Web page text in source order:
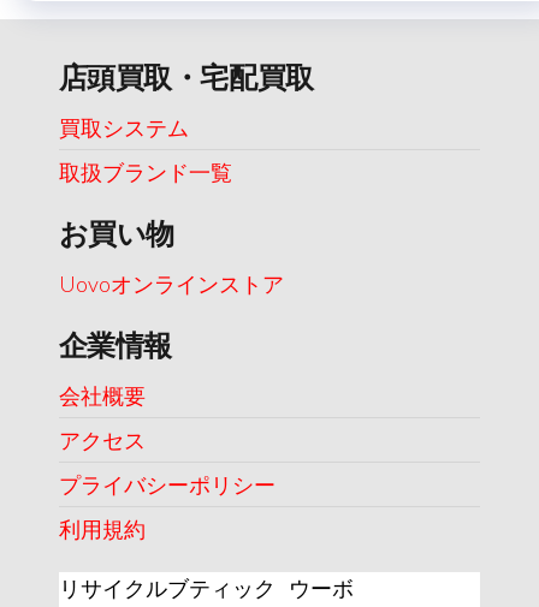
店頭買取・宅配買取
買取システム
取扱ブランド一覧
お買い物
Uovoオンラインストア
企業情報
会社概要
アクセス
プライバシーポリシー
利用規約
リサイクルブティック ウーボ